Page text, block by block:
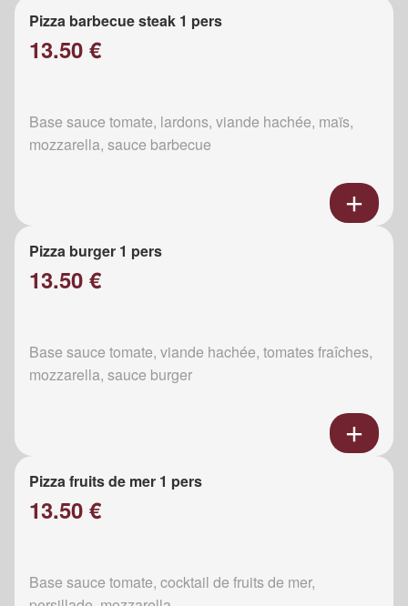
Pizza barbecue steak 1 pers
13.50 €
Base sauce tomate, lardons, viande hachée, maïs,
mozzarella, sauce barbecue
Pizza burger 1 pers
13.50 €
Base sauce tomate, viande hachée, tomates fraîches,
mozzarella, sauce burger
Pizza fruits de mer 1 pers
13.50 €
Base sauce tomate, cocktail de fruits de mer,